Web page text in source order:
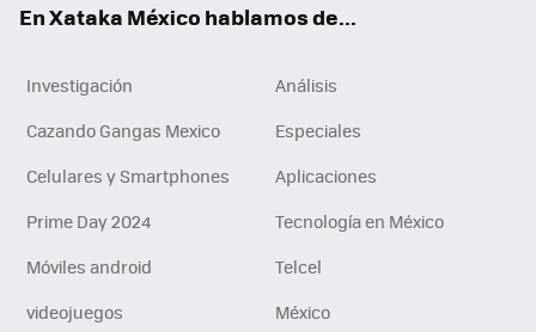
En Xataka México hablamos de...
Investigación
Análisis
Cazando Gangas Mexico
Especiales
Celulares y Smartphones
Aplicaciones
Prime Day 2024
Tecnología en México
Móviles android
Telcel
videojuegos
México